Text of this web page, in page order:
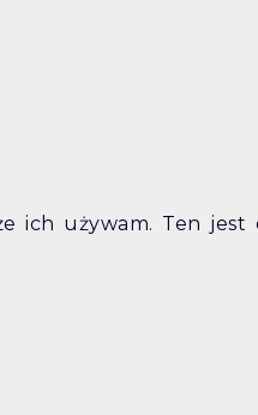
ich używam. Ten jest